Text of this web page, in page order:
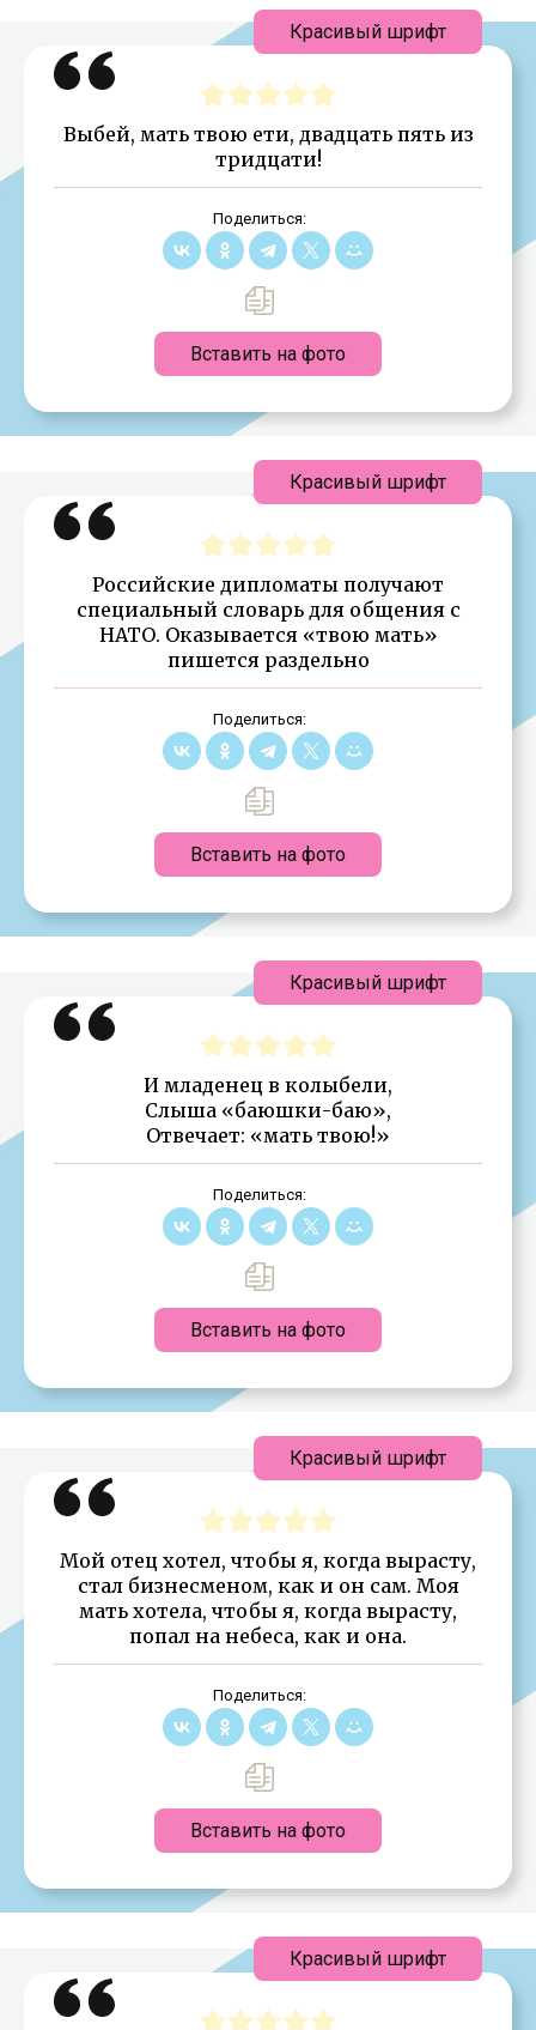
Выбей, мать твою ети, двадцать пять из
тридцати!
Поделиться:
Вставить на фото
Красивый шрифт
Российские дипломаты получают
специальный словарь для общения с
НАТО. Оказывается «твою мать»
пишется раздельно
Поделиться:
Вставить на фото
Красивый шрифт
И младенец в колыбели,
Слыша «баюшки-баю»,
Отвечает: «мать твою!»
Поделиться:
Вставить на фото
Красивый шрифт
Мой отец хотел, чтобы я, когда вырасту,
стал бизнесменом, как и он сам. Моя
мать хотела, чтобы я, когда вырасту,
попал на небеса, как и она.
Поделиться:
Вставить на фото
Красивый шрифт
Красивый шрифт